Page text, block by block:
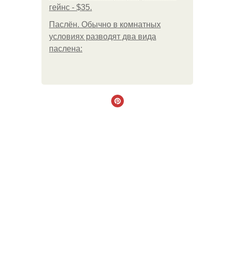
гейнс - $35.
Паслён. Обычно в комнатных
условиях разводят два вида
паслена: